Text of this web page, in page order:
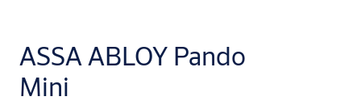
ASSA ABLOY Pando
Mini